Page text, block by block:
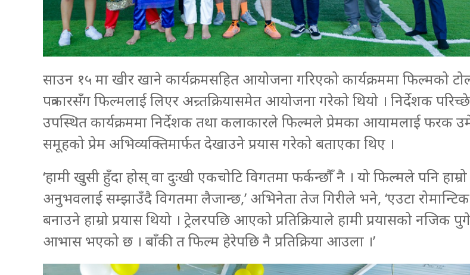
साउन १५ मा खीर खाने कार्यक्रमसहित आयोजना गरिएको कार्यक्रममा फिल्मको
पत्रकारसँग फिल्मलाई लिएर अन्र्तक्रियासमेत आयोजना गरेको थियो । निर्देशक
उपस्थित कार्यक्रममा निर्देशक तथा कलाकारले फिल्मले प्रेमका आयामलाई फरक
समूहको प्रेम अभिव्यक्तिमार्फत देखाउने प्रयास गरेको बताएका थिए ।
‘हामी खुसी हुँदा होस् वा दुःखी एकचोटि विगतमा फर्कन्छौँ नै । यो फिल्मले पनि हाम्रो
अनुभवलाई सम्झाउँदै विगतमा लैजान्छ,’ अभिनेता तेज गिरीले भने, ‘एउटा
बनाउने हाम्रो प्रयास थियो । ट्रेलरपछि आएको प्रतिक्रियाले हामी प्रयासको नजिक
आभास भएको छ । बाँकी त फिल्म हेरेपछि नै प्रतिक्रिया आउला ।’